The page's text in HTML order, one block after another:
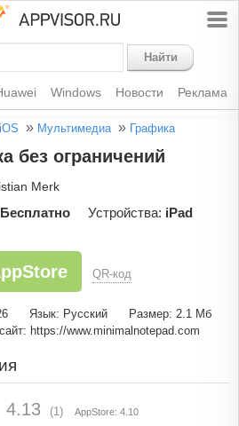
Найти
Windows Новости Реклама
» Мультимедиа » Графика
без ограничений
Merk
Бесплатно Устройства: iPad
QR-код
Язык: Русский
Размер: 2.1 Мб
https://www.minimalnotepad.com
4.13 (1) AppStore: 4.10